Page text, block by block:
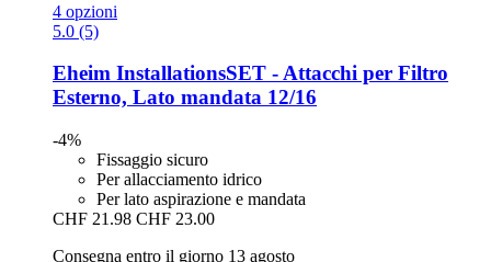
4 opzioni
5.0 (5)
Eheim InstallationsSET -​ Attacchi per Filtro
Esterno, Lato mandata 12/16
-4%
Fissaggio sicuro
Per allacciamento idrico
Per lato aspirazione e mandata
CHF 21.98 CHF 23.00
Consegna entro il giorno 13 agosto